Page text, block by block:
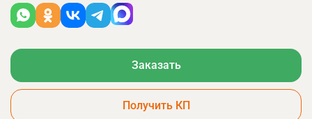
Заказать
Получить КП